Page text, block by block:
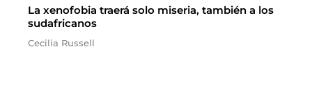
La xenofobia traerá solo miseria, también a los
sudafricanos
Cecilia Russell